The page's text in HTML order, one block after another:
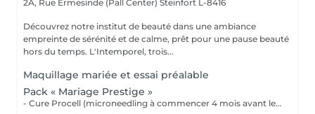
2A, Rue Ermesinde (Pall Center) Steinfort L-8416
Découvrez notre institut de beauté dans une ambiance
empreinte de sérénité et de calme, prêt pour une pause beauté
hors du temps. L'Intemporel, trois...
Maquillage mariée et essai préalable
Pack « Mariage Prestige »
- Cure Procell (microneedling à commencer 4 mois avant le jour J) ou cure Soin Signature. - Gommage du corps et massage 1h : 1 semaine avant le jour J - Beauté des mains et beauté des pieds (vernis semi permanent en supplément) : 2 jours avant le jour J - Maquillage Mariée, le jour J + essai à votre convenance - Épilations au choix, 2 jours avant le jour J 1099€ au lieu de 1435€